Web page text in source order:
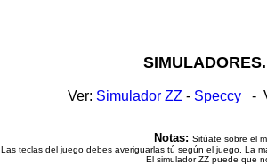
Ver: Simulador ZZ - Speccy -
Notas: Sitúate sobre el
Las teclas del juego debes averiguarlas tú según el juego. La
El simulador ZZ puede que